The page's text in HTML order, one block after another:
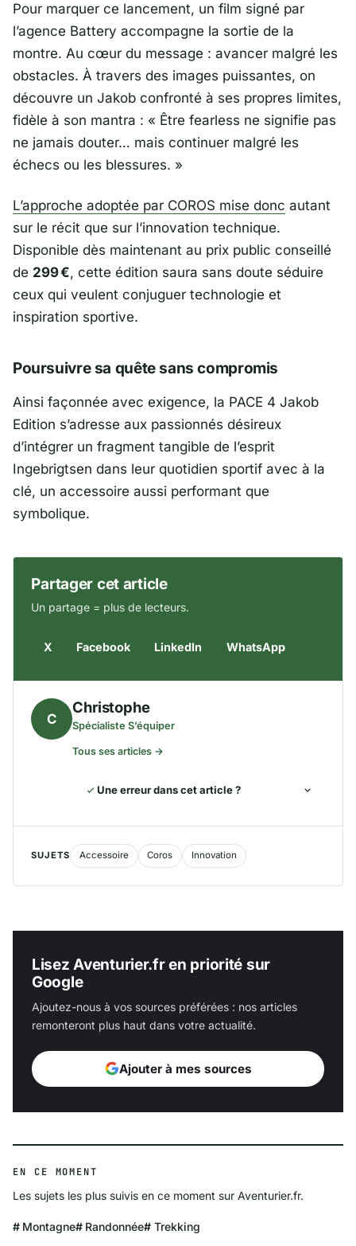
Pour marquer ce lancement, un film signé par
l’agence Battery accompagne la sortie de la
montre. Au cœur du message : avancer malgré les
obstacles. À travers des images puissantes, on
découvre un Jakob confronté à ses propres limites,
fidèle à son mantra : « Être fearless ne signifie pas
ne jamais douter… mais continuer malgré les
échecs ou les blessures. »
L’approche adoptée par COROS mise donc autant
sur le récit que sur l’innovation technique.
Disponible dès maintenant au prix public conseillé
de 299 €, cette édition saura sans doute séduire
ceux qui veulent conjuguer technologie et
inspiration sportive.
Poursuivre sa quête sans compromis
Ainsi façonnée avec exigence, la PACE 4 Jakob
Edition s’adresse aux passionnés désireux
d’intégrer un fragment tangible de l’esprit
Ingebrigtsen dans leur quotidien sportif avec à la
clé, un accessoire aussi performant que
symbolique.
Partager cet article
Un partage = plus de lecteurs.
X Facebook LinkedIn WhatsApp
C
Christophe
Spécialiste S’équiper
Tous ses articles →
Une erreur dans cet article ?
SUJETS Accessoire Coros Innovation
Lisez Aventurier.fr en priorité sur
Google
Ajoutez-nous à vos sources préférées : nos articles
remonteront plus haut dans votre actualité.
Ajouter à mes sources
EN CE MOMENT
Les sujets les plus suivis en ce moment sur Aventurier.fr.
Montagne Randonnée Trekking